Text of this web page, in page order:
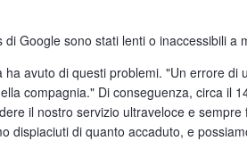
Google sono stati lenti o inaccessibili a
avuto di questi problemi. "Un errore
compagnia." Di conseguenza, circa il
il nostro servizio ultraveloce e
dispiaciuti di quanto accaduto, e